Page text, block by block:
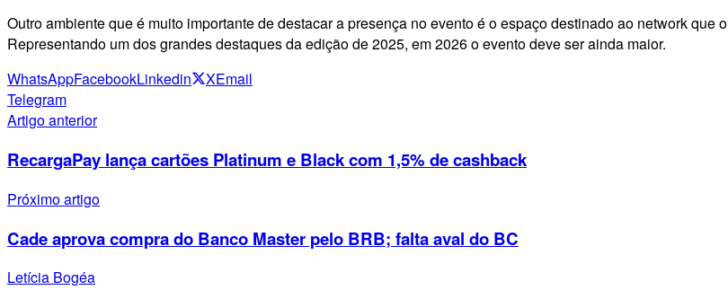
Outro ambiente que é muito importante de destacar a presença no evento é o espaço destinado ao network que o
Representando um dos grandes destaques da edição de 2025, em 2026 o evento deve ser ainda maior.
WhatsAppFacebookLinkedin XEmail
Telegram
Artigo anterior
RecargaPay lança cartões Platinum e Black com 1,5% de cashback
Próximo artigo
Cade aprova compra do Banco Master pelo BRB; falta aval do BC
Letícia Bogéa